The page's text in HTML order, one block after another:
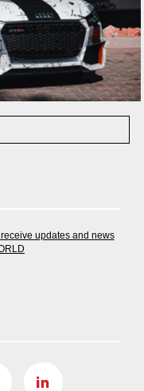
updates and news